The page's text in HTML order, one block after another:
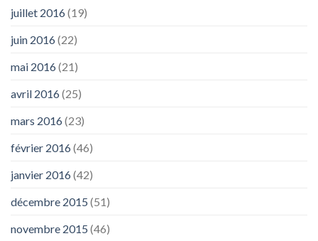
juillet 2016(19)
juin 2016(22)
mai 2016(21)
avril 2016(25)
mars 2016(23)
février 2016(46)
janvier 2016(42)
décembre 2015 (51)
novembre 2015 (46)